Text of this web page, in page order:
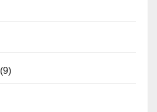
(9)